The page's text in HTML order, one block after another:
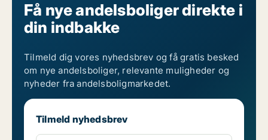
Få nye andelsboliger direkte i
din indbakke
Tilmeld dig vores nyhedsbrev og få gratis besked
om nye andelsboliger, relevante muligheder og
nyheder fra andelsboligmarkedet.
Tilmeld nyhedsbrev